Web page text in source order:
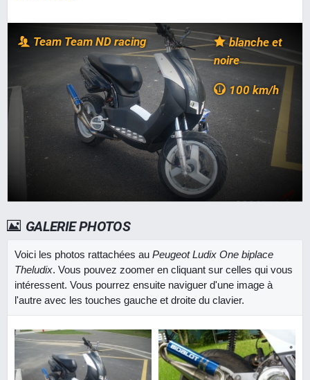
Team Team ND racing
blanche et
noire
100 km/h
GALERIE PHOTOS
Voici les photos rattachées au Peugeot Ludix One biplace
Theludix. Vous pouvez zoomer en cliquant sur celles qui vous
intéressent. Vous pourrez ensuite naviguer d'une image à
l'autre avec les touches gauche et droite du clavier.